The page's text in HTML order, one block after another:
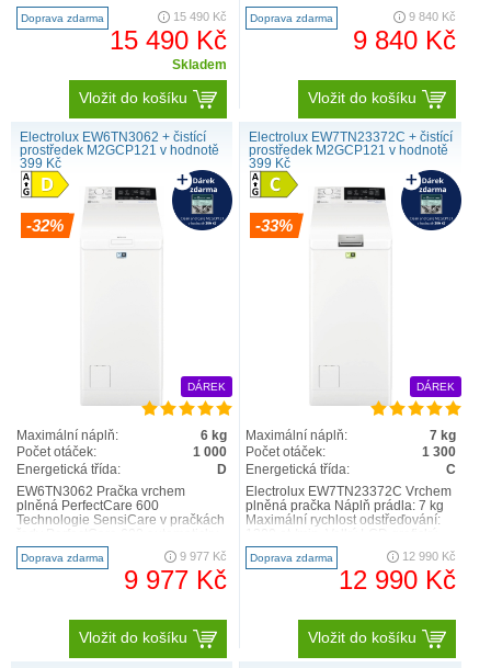
technologií SteamCare sníží ..
Doprava zdarma 15 490 Kč
15 490 Kč
Skladem
Vložit do košíku
nastaví délku praní, spotřebu vod..
Doprava zdarma 9 840 Kč
9 840 Kč
Vložit do košíku
Electrolux EW6TN3062 + čistící
prostředek M2GCP121 v hodnotě
399 Kč
-32%
DÁREK
Maximální náplň:
6 kg
Počet otáček:
1 000
Energetická třída:
D
EW6TN3062 Pračka vrchem
plněná PerfectCare 600
Technologie SensiCare v pračkách
nastaví délku praní, spotřebu vod..
Doprava zdarma 9 977 Kč
9 977 Kč
Vložit do košíku
Electrolux EW7TN23372C + čistící
prostředek M2GCP121 v hodnotě
399 Kč
-33%
DÁREK
Maximální náplň:
7 kg
Počet otáček:
1 300
Energetická třída:
C
Electrolux EW7TN23372C Vrchem
plněná pračka Náplň prádla: 7 kg
Maximální rychlost odstřeďování:
displej ..
Doprava zdarma 12 990 Kč
12 990 Kč
Vložit do košíku